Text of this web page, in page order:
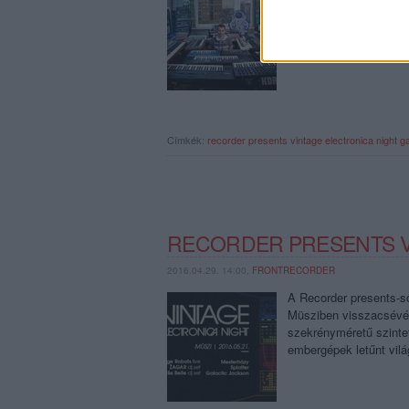
a tematikus este
Robots, DJ
Címkék: recorder presents vintage electronica night
RECORDER PRESENTS
2016.04.29. 14:00, FRONTRECORDER
A Recorder presents-
Müsziben
szekrényméretű
embergépek letűnt